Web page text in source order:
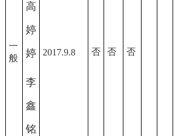
一
般
高
婷
婷
李
鑫
铭
2017.9.8 否 否 否